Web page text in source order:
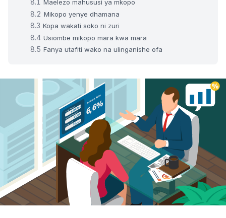
Maelezo mahususi ya mkopo
Mikopo yenye dhamana
Kopa wakati soko ni zuri
Usiombe mikopo mara kwa mara
Fanya utafiti wako na ulinganishe ofa